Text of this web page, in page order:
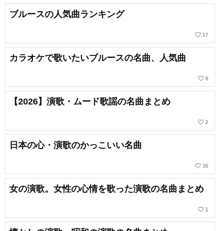
ブルースの人気曲ランキング
favorite_border 17
カラオケで歌いたいブルースの名曲、人気曲
favorite_border 8
【2026】演歌・ムード歌謡の名曲まとめ
favorite_border 2
日本の心・演歌のかっこいい名曲
favorite_border 36
女の演歌。女性の心情を歌った演歌の名曲まとめ
favorite_border 1